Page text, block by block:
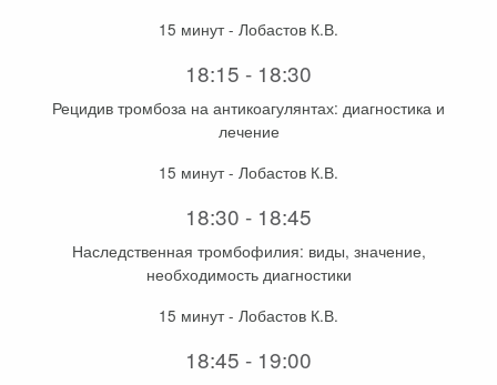
15 минут - Лобастов К.В.
18:15 - 18:30
Рецидив тромбоза на антикоагулянтах: диагностика и
лечение
15 минут - Лобастов К.В.
18:30 - 18:45
Наследственная тромбофилия: виды, значение,
необходимость диагностики
15 минут - Лобастов К.В.
18:45 - 19:00